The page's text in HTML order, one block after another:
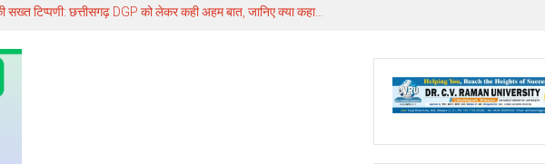
टिप्पणी: छत्तीसगढ़ DGP को लेकर कही अहम बात, जानिए क्या कहा…